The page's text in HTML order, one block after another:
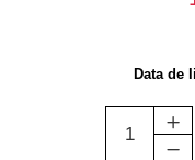
Data de